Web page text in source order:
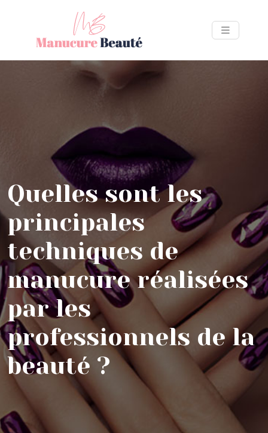
Quelles sont les
principales
techniques de
manucure réalisées
par les
professionnels de la
beauté ?